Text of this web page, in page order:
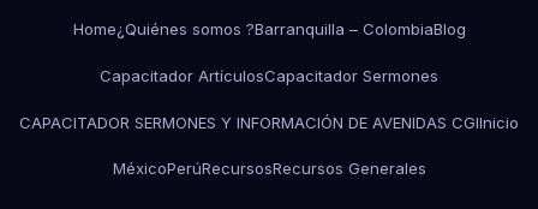
Home¿Quiénes somos ?Barranquilla – ColombiaBlog
Capacitador ArtículosCapacitador Sermones
CAPACITADOR SERMONES Y INFORMACIÓN DE AVENIDAS CGIInicio
MéxicoPerúRecursosRecursos Generales